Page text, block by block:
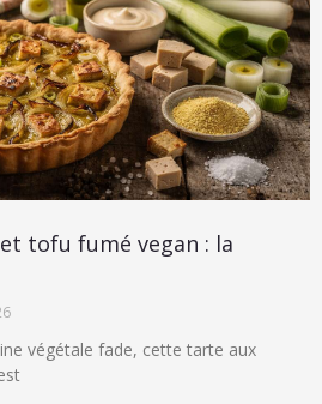
tofu fumé vegan : la
végétale fade, cette tarte aux